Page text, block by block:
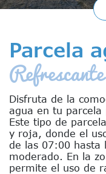
Parcela
Disfruta de la
agua en tu parcela
Este tipo de
y roja, donde el
de las 07:00 hasta
moderado. En la
permite el uso de